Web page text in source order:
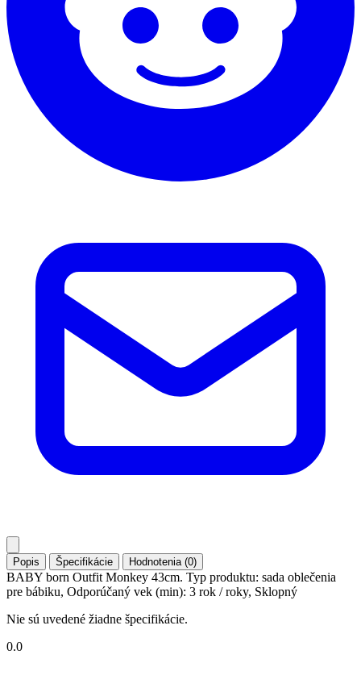
Popis Špecifikácie Hodnotenia (0)
BABY born Outfit Monkey 43cm. Typ produktu: sada oblečenia
pre bábiku, Odporúčaný vek (min): 3 rok / roky, Sklopný
Nie sú uvedené žiadne špecifikácie.
0.0